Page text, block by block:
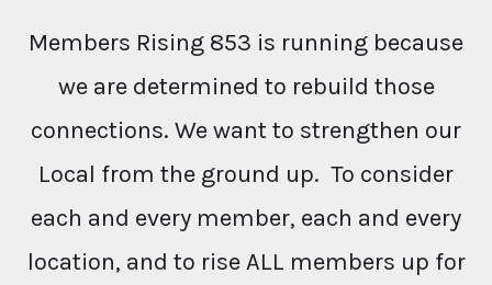
Members Rising 853 is running because
we are determined to rebuild those
connections. We want to strengthen our
Local from the ground up. To consider
each and every member, each and every
location, and to rise ALL members up for